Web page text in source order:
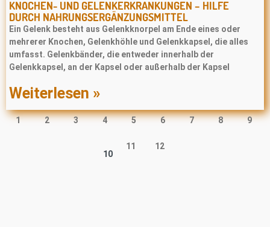
KNOCHEN- UND GELENKERKRANKUNGEN – HILFE
DURCH NAHRUNGSERGÄNZUNGSMITTEL
Ein Gelenk besteht aus Gelenkknorpel am Ende eines oder
mehrerer Knochen, Gelenkhöhle und Gelenkkapsel, die alles
umfasst. Gelenkbänder, die entweder innerhalb der
Gelenkkapsel, an der Kapsel oder außerhalb der Kapsel
Weiterlesen »
1 2 3 4 5 6 7 8 9
10
11 12